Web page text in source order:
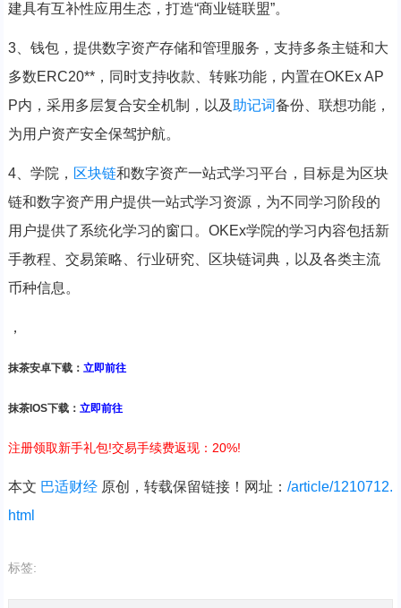
建具有互补性应用生态，打造“商业链联盟”。
3、钱包，提供数字资产存储和管理服务，支持多条主链和大
多数ERC20**，同时支持收款、转账功能，内置在OKEx AP
P内，采用多层复合安全机制，以及 助记词备份、联想功能，
为用户资产安全保驾护航。
4、学院， 区块链和数字资产一站式学习平台，目标是为区块
链和数字资产用户提供一站式学习资源，为不同学习阶段的
用户提供了系统化学习的窗口。OKEx学院的学习内容包括新
手教程、交易策略、行业研究、区块链词典，以及各类主流
币种信息。
，
抹茶安卓下载： 立即前往
抹茶IOS下载： 立即前往
注册领取新手礼包!交易手续费返现：20%!
本文 巴适财经原创，转载保留链接！网址： /article/1210712.
html
标签: